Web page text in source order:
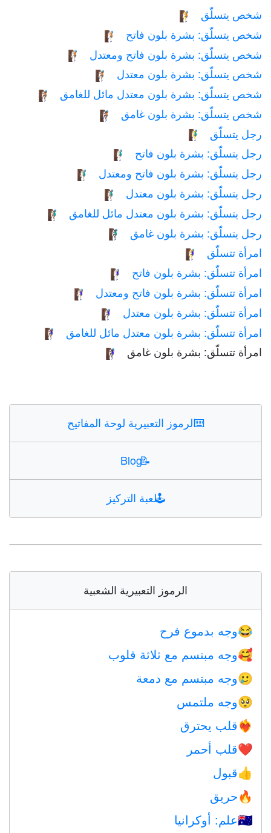
🧗 شخص يتسلّق
🧗🏻 شخص يتسلّق: بشرة بلون فاتح
🧗🏼 شخص يتسلّق: بشرة بلون فاتح ومعتدل
🧗🏽 شخص يتسلّق: بشرة بلون معتدل
🧗🏾 شخص يتسلّق: بشرة بلون معتدل مائل للغامق
🧗🏿 شخص يتسلّق: بشرة بلون غامق
🧗‍♂️ رجل يتسلّق
🧗🏻‍♂️ رجل يتسلّق: بشرة بلون فاتح
🧗🏼‍♂️ رجل يتسلّق: بشرة بلون فاتح ومعتدل
🧗🏽‍♂️ رجل يتسلّق: بشرة بلون معتدل
🧗🏾‍♂️ رجل يتسلّق: بشرة بلون معتدل مائل للغامق
🧗🏿‍♂️ رجل يتسلّق: بشرة بلون غامق
🧗‍♀️ امرأة تتسلّق
🧗🏻‍♀️ امرأة تتسلّق: بشرة بلون فاتح
🧗🏼‍♀️ امرأة تتسلّق: بشرة بلون فاتح ومعتدل
🧗🏽‍♀️ امرأة تتسلّق: بشرة بلون معتدل
🧗🏾‍♀️ امرأة تتسلّق: بشرة بلون معتدل مائل للغامق
🧗🏿‍♀️ امرأة تتسلّق: بشرة بلون غامق
⌨️الرموز التعبيرية لوحة المفاتيح
📝
Blog
🕹️لعبة التركيز
الرموز التعبيرية الشعبية
😂وجه بدموع فرح
🥰وجه مبتسم مع ثلاثة قلوب
🥲وجه مبتسم مع دمعة
🥺وجه ملتمس
❤️‍🔥 قلب يحترق
❤️قلب أحمر
👍قبول
🔥حريق
🇺🇦علم: أوكرانيا